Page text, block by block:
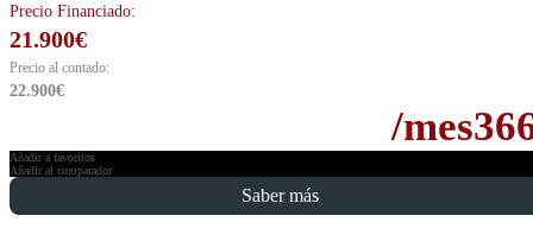
Precio Financiado:
21.900€
Precio al contado:
22.900€
/mes
Añadir a favoritos
Añadir al comparador
Saber más